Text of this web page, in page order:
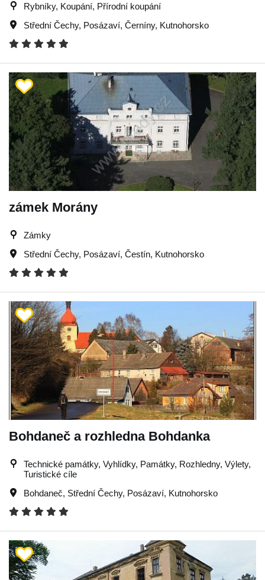
Rybníky, Koupání, Přírodní koupání
Střední Čechy, Posázaví, Černíny, Kutnohorsko
zámek Morány
Zámky
Střední Čechy, Posázaví, Čestín, Kutnohorsko
Bohdaneč a rozhledna Bohdanka
Technické památky, Vyhlídky, Památky, Rozhledny, Výlety,
Turistické cíle
Bohdaneč, Střední Čechy, Posázaví, Kutnohorsko